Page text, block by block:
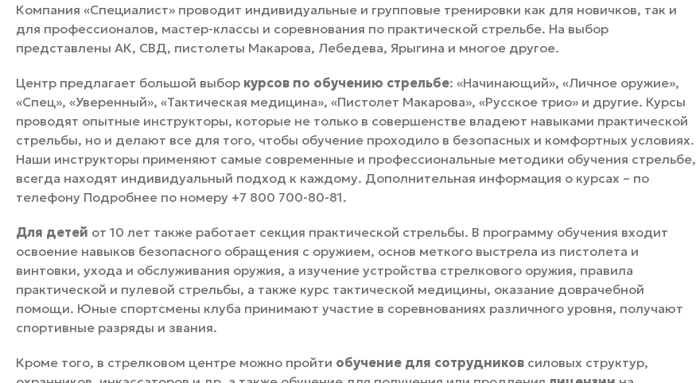
Компания «Специалист» проводит индивидуальные и групповые тренировки как для новичков, так и
для профессионалов, мастер-классы и соревнования по практической стрельбе. На выбор
представлены АК, СВД, пистолеты Макарова, Лебедева, Ярыгина и многое другое.
Центр предлагает большой выбор курсов по обучению стрельбе: «Начинающий», «Личное оружие»,
«Спец», «Уверенный», «Тактическая медицина», «Пистолет Макарова», «Русское трио» и другие. Курсы
проводят опытные инструкторы, которые не только в совершенстве владеют навыками практической
стрельбы, но и делают все для того, чтобы обучение проходило в безопасных и комфортных условиях.
Наши инструкторы применяют самые современные и профессиональные методики обучения стрельбе,
всегда находят индивидуальный подход к каждому. Дополнительная информация о курсах – по
телефону Подробнее по номеру +7 800 700-80-81.
Для детей от 10 лет также работает секция практической стрельбы. В программу обучения входит
освоение навыков безопасного обращения с оружием, основ меткого выстрела из пистолета и
винтовки, ухода и обслуживания оружия, а изучение устройства стрелкового оружия, правила
практической и пулевой стрельбы, а также курс тактической медицины, оказание доврачебной
помощи. Юные спортсмены клуба принимают участие в соревнованиях различного уровня, получают
спортивные разряды и звания.
Кроме того, в стрелковом центре можно пройти обучение для сотрудников силовых структур,